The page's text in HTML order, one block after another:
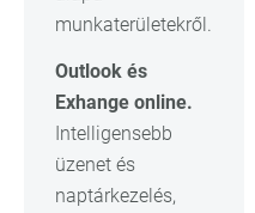
munkaterületekről.
Outlook és
Exhange online.
Intelligensebb
üzenet és
naptárkezelés,